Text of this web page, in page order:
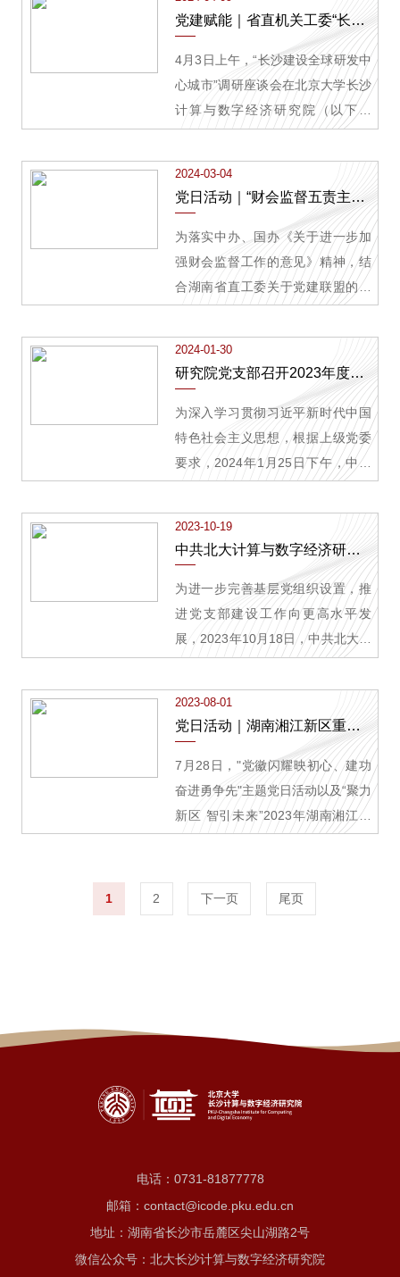
技厅机关党委常务副书记李红胜，
长沙市直机关工委常务副书记梁
敏，长沙市科技局党组书记、局长
唐继发，以及长株潭
以及总书记在湖南考察时的重要讲
话和指示精神，全面提升全院职工
的国家安全意识，更好统筹发展与
安全，推动高水平安全支撑高质量
发展。
党建赋能｜省直机关工委“长沙建设全球研发中心城市”调研座谈会在我院举行
4月3日上午，“长沙建设全球研发中
心城市”调研座谈会在北京大学长沙
计算与数字经济研究院（以下简
管日常工作的副书记汤立斌，省发
改委、省科技厅、省工信厅、省人
社厅、湖南湘江新区、市直机关工
委、市科技局等相关处室负责人出
席会议。研究院院长杨超教授出席
会议。
2024-03-04
党日活动｜“财会监督五责主体助力湖南科技高地建设”联合主题党日活动在我院顺利开展
为落实中办、国办《关于进一步加
强财会监督工作的意见》精神，结
合湖南省直工委关于党建联盟的相
科创工程”等重大创新平台建设，在
构建新发展格局中展现新担当新作
为，2月27日，北京大学长沙计算与
数字经济研究院（以下简称“研究
院”）党支部与省注册会计师协会
（秘书处）党支部、省财政厅财政
与诚信建设处党支部、恒信弘正会
在研究院开展“财会监督五责主体助
力湖南科技高地建设”联合主题党日
活动，特邀省科技厅机关党委和资
配处党支部、省科
2024-01-30
研究院党支部召开2023年度组织生活会暨民主评议党员大会
为深入学习贯彻习近平新时代中国
特色社会主义思想，根据上级党委
要求，2024年1月25日下午，中共
员会召开2023年度支部组织生活会
2023-10-19
中共北大计算与数字经济研究院支部委员会党员大会顺利召开
为进一步完善基层党组织设置，推
进党支部建设工作向更高水平发
展，2023年10月18日，中共北大计
预备党员转正和增选支部委员的党
员大会。会议由党支部书记陈德良
同志主持，全体党员和预备党员参
加。
2023-08-01
党日活动｜湖南湘江新区重点产业高层次人才走进研究院
7月28日，"党徽闪耀映初心、建功
奋进勇争先"主题党日活动以及“聚力
新区 智引未来”2023年湖南湘江新
经济研究院（以下简称“研究院”）成
功举办，研究院党支部书记、副院
1 2 下一页 尾页
电话： 0731-81877778
邮箱：contact@icode.pku.edu.cn
地址：湖南省长沙市岳麓区尖山湖路2号
微信公众号：北大长沙计算与数字经济研究院